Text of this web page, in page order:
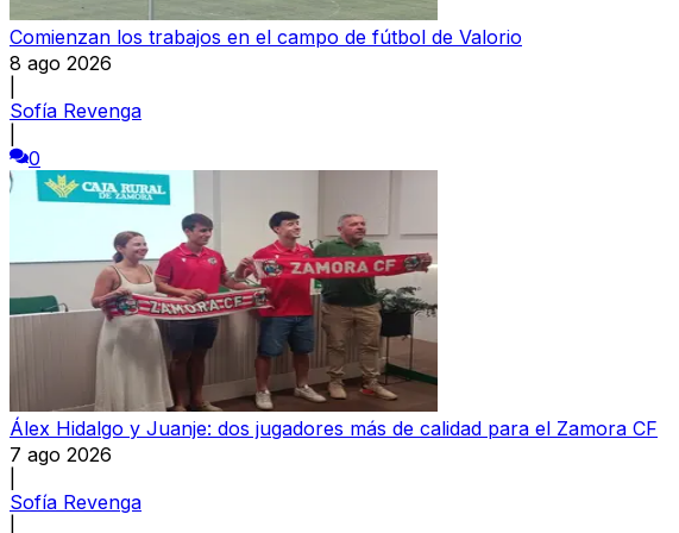
Comienzan los trabajos en el campo de fútbol de Valorio
8 ago 2026
Sofía Revenga
0
Álex Hidalgo y Juanje: dos jugadores más de calidad para el Zamora CF
7 ago 2026
Sofía Revenga